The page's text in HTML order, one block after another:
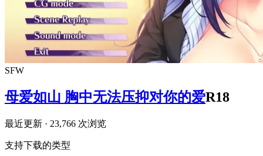
SFW
母爱如山 胸中无法压抑对你的爱R18
最近更新 · 23,766 次浏览
支持下载的类型